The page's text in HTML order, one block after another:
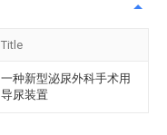
Title
一种新型泌尿外科手术用
导尿装置